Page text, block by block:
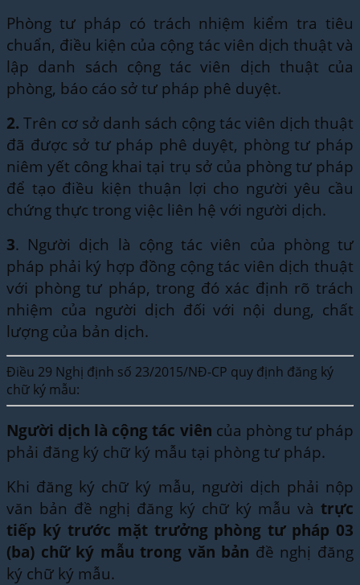
Phòng tư pháp có trách nhiệm kiểm tra tiêu
chuẩn, điều kiện của cộng tác viên dịch thuật và
lập danh sách cộng tác viên dịch thuật của
phòng, báo cáo sở tư pháp phê duyệt.
2. Trên cơ sở danh sách cộng tác viên dịch thuật
đã được sở tư pháp phê duyệt, phòng tư pháp
niêm yết công khai tại trụ sở của phòng tư pháp
để tạo điều kiện thuận lợi cho người yêu cầu
chứng thực trong việc liên hệ với người dịch.
3. Người dịch là cộng tác viên của phòng tư
pháp phải ký hợp đồng cộng tác viên dịch thuật
với phòng tư pháp, trong đó xác định rõ trách
nhiệm của người dịch đối với nội dung, chất
lượng của bản dịch.
Điều 29 Nghị định số 23/2015/NĐ-CP quy định đăng ký
chữ ký mẫu:
Người dịch là cộng tác viên của phòng tư pháp
phải đăng ký chữ ký mẫu tại phòng tư pháp.
Khi đăng ký chữ ký mẫu, người dịch phải nộp
văn bản đề nghị đăng ký chữ ký mẫu và trực
tiếp ký trước mặt trưởng phòng tư pháp 03
(ba) chữ ký mẫu trong văn bản đề nghị đăng
ký chữ ký mẫu.